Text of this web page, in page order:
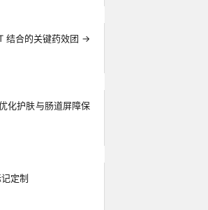
结合的关键药效团 →
化护肤与肠道屏障保
定制